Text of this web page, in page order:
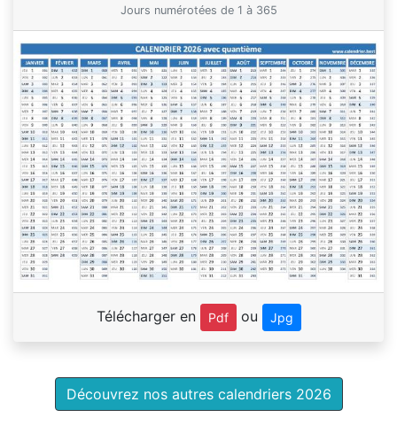
Jours numérotées de 1 à 365
Télécharger en Pdf ou Jpg
Découvrez nos autres calendriers 2026